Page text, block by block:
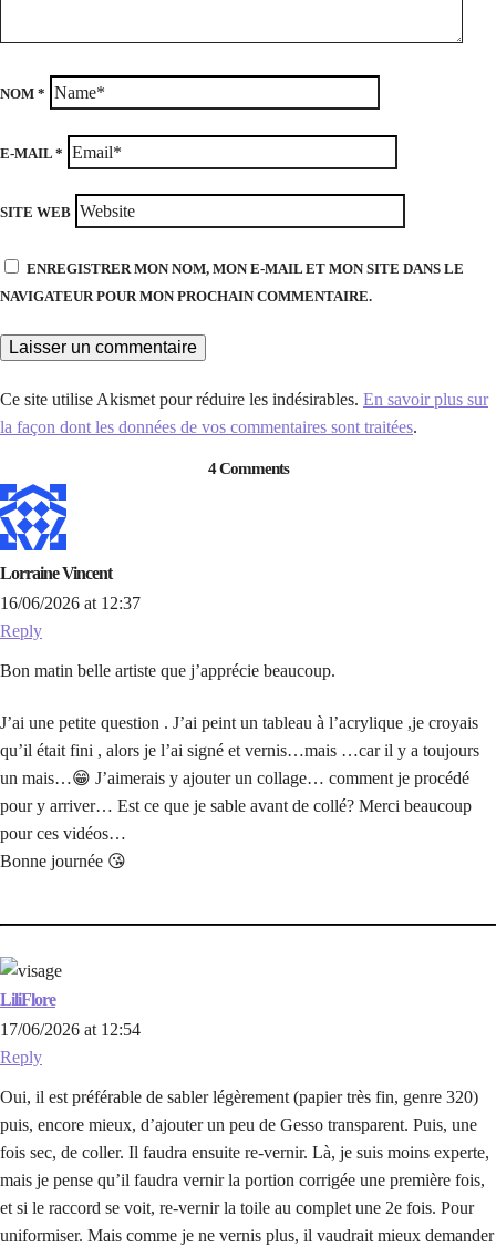
NOM *
E-MAIL *
SITE WEB
ENREGISTRER MON NOM, MON E-MAIL ET MON SITE DANS LE
NAVIGATEUR POUR MON PROCHAIN COMMENTAIRE.
Ce site utilise Akismet pour réduire les indésirables. En savoir plus sur
la façon dont les données de vos commentaires sont traitées.
4 Comments
Lorraine Vincent
16/06/2026 at 12:37
Reply
Bon matin belle artiste que j’apprécie beaucoup.
J’ai une petite question . J’ai peint un tableau à l’acrylique ,je croyais
qu’il était fini , alors je l’ai signé et vernis…mais …car il y a toujours
un mais…😁 J’aimerais y ajouter un collage… comment je procédé
pour y arriver… Est ce que je sable avant de collé? Merci beaucoup
pour ces vidéos…
Bonne journée 😘
LiliFlore
17/06/2026 at 12:54
Reply
Oui, il est préférable de sabler légèrement (papier très fin, genre 320)
puis, encore mieux, d’ajouter un peu de Gesso transparent. Puis, une
fois sec, de coller. Il faudra ensuite re-vernir. Là, je suis moins experte,
mais je pense qu’il faudra vernir la portion corrigée une première fois,
et si le raccord se voit, re-vernir la toile au complet une 2e fois. Pour
uniformiser. Mais comme je ne vernis plus, il vaudrait mieux demander